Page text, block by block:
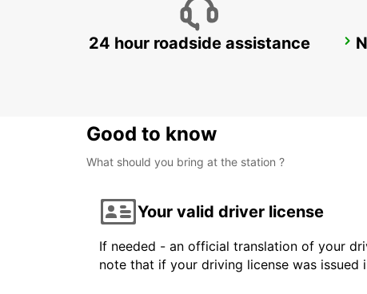
QUIMPER AIRPORT
24 hour roadside assistance
Good to know
What should you bring at the station ?
Your valid driver license
If needed - an official translation of your
note that if your driving license was